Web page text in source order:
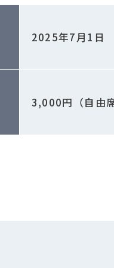
2025年7月1日
3,000円（自由